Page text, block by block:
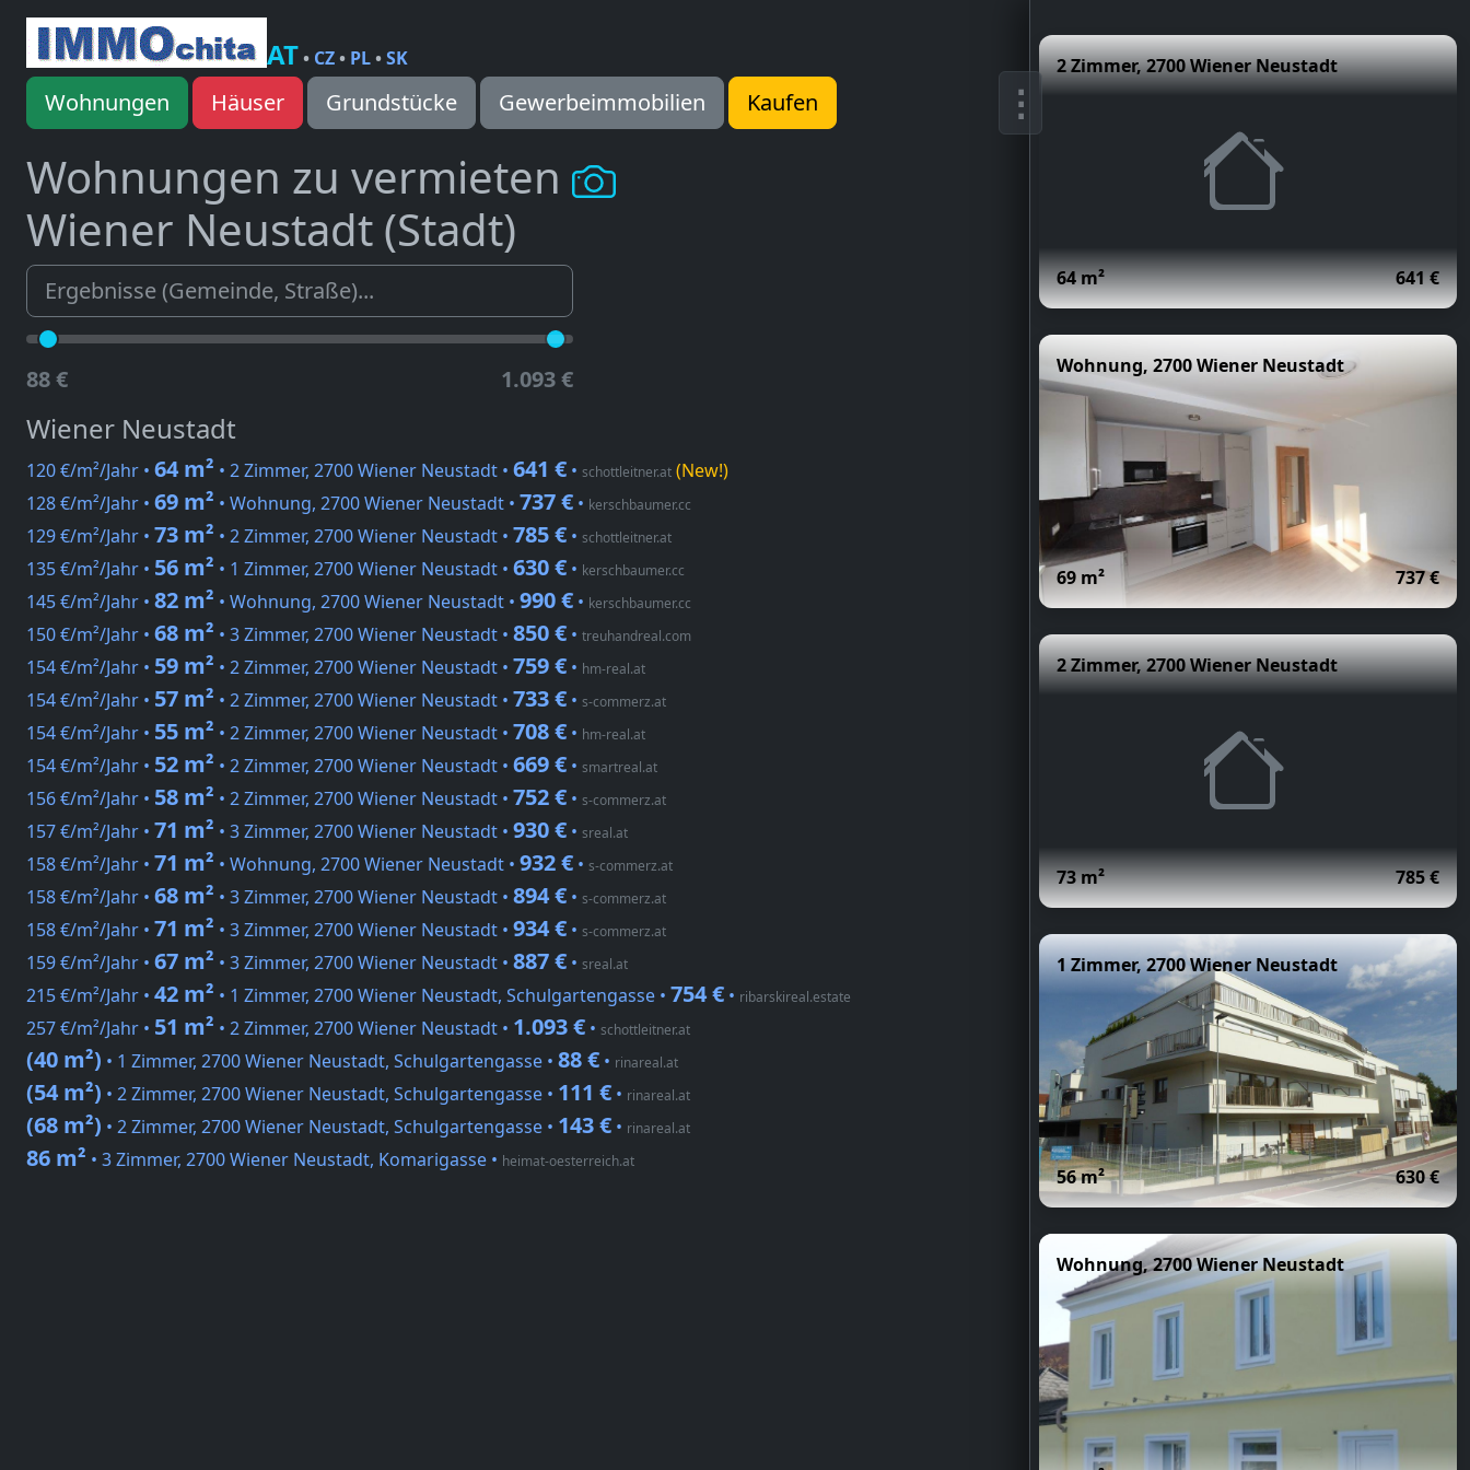
AT• CZ• PL•SK
Wohnungen Häuser Grundstücke Gewerbeimmobilien Kaufen
Wohnungen zu vermieten
Wiener Neustadt (Stadt)
88 € 1.093 €
Wiener Neustadt
120 €/m²/Jahr • 64 m² • 2 Zimmer, 2700 Wiener Neustadt • 641 € • schottleitner.at (New!)
128 €/m²/Jahr • 69 m² • Wohnung, 2700 Wiener Neustadt • 737 € • kerschbaumer.cc
129 €/m²/Jahr • 73 m² • 2 Zimmer, 2700 Wiener Neustadt • 785 € • schottleitner.at
135 €/m²/Jahr • 56 m² • 1 Zimmer, 2700 Wiener Neustadt • 630 € • kerschbaumer.cc
145 €/m²/Jahr • 82 m² • Wohnung, 2700 Wiener Neustadt • 990 € • kerschbaumer.cc
150 €/m²/Jahr • 68 m² • 3 Zimmer, 2700 Wiener Neustadt • 850 € • treuhandreal.com
154 €/m²/Jahr • 59 m² • 2 Zimmer, 2700 Wiener Neustadt • 759 € • hm-real.at
154 €/m²/Jahr • 57 m² • 2 Zimmer, 2700 Wiener Neustadt • 733 € • s-commerz.at
154 €/m²/Jahr • 55 m² • 2 Zimmer, 2700 Wiener Neustadt • 708 € • hm-real.at
154 €/m²/Jahr • 52 m² • 2 Zimmer, 2700 Wiener Neustadt • 669 € • smartreal.at
156 €/m²/Jahr • 58 m² • 2 Zimmer, 2700 Wiener Neustadt • 752 € • s-commerz.at
157 €/m²/Jahr • 71 m² • 3 Zimmer, 2700 Wiener Neustadt • 930 € • sreal.at
158 €/m²/Jahr • 71 m² • Wohnung, 2700 Wiener Neustadt • 932 € • s-commerz.at
158 €/m²/Jahr • 68 m² • 3 Zimmer, 2700 Wiener Neustadt • 894 € • s-commerz.at
158 €/m²/Jahr • 71 m² • 3 Zimmer, 2700 Wiener Neustadt • 934 € • s-commerz.at
159 €/m²/Jahr • 67 m² • 3 Zimmer, 2700 Wiener Neustadt • 887 € • sreal.at
215 €/m²/Jahr • 42 m² • 1 Zimmer, 2700 Wiener Neustadt, Schulgartengasse • 754 € • ribarskireal.estate
257 €/m²/Jahr • 51 m² • 2 Zimmer, 2700 Wiener Neustadt • 1.093 € • schottleitner.at
(40 m²) • 1 Zimmer, 2700 Wiener Neustadt, Schulgartengasse • 88 € • rinareal.at
(54 m²) • 2 Zimmer, 2700 Wiener Neustadt, Schulgartengasse • 111 € • rinareal.at
(68 m²) • 2 Zimmer, 2700 Wiener Neustadt, Schulgartengasse • 143 € • rinareal.at
86 m² • 3 Zimmer, 2700 Wiener Neustadt, Komarigasse • heimat-oesterreich.at